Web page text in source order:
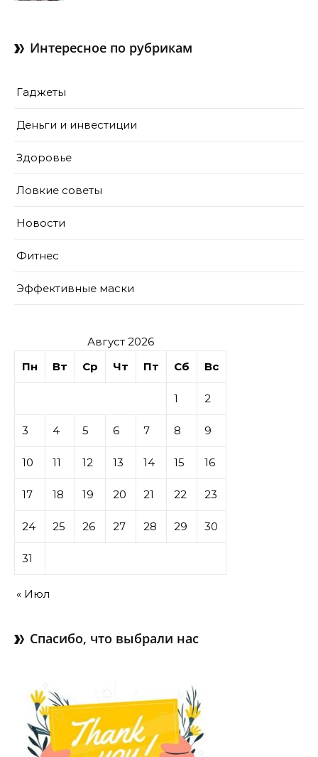
Интересное по рубрикам
Гаджеты
Деньги и инвестиции
Здоровье
Ловкие советы
Новости
Фитнес
Эффективные маски
Август 2026
Пн
Вт Ср Чт Пт Сб Вс
1 2
3 4 5 6 7 8 9
10 11 12 13 14 15 16
17 18 19 20 21 22 23
24 25 26 27 28 29 30
31
« Июл
Спасибо, что выбрали нас